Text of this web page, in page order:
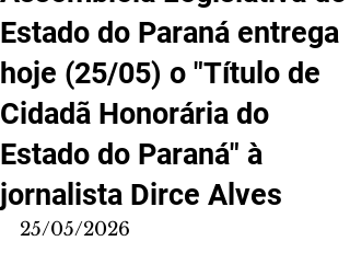
Estado do Paraná entrega
hoje (25/05) o "Título de
Cidadã Honorária do
Estado do Paraná" à
jornalista Dirce Alves
25/05/2026